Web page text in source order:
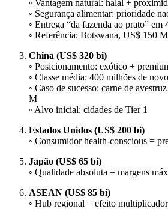
◦ Vantagem natural: halal +
◦ Segurança alimentar: prioridade
◦ Entrega “da fazenda ao prato” em
◦ Referência: Botswana, US$ 150
China (US$ 320 bi)
◦ Posicionamento: exótico +
◦ Classe média: 400 milhões de
◦ Caso de sucesso: carne de
M
◦ Alvo inicial: cidades de Tier 1
Estados Unidos (US$ 200 bi)
◦ Consumidor health-conscious =
Japão (US$ 65 bi)
◦ Qualidade absoluta = margens
ASEAN (US$ 85 bi)
◦ Hub regional = efeito multiplicador